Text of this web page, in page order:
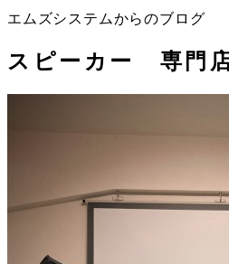
エムズシステムからのブログ
スピーカー 専門